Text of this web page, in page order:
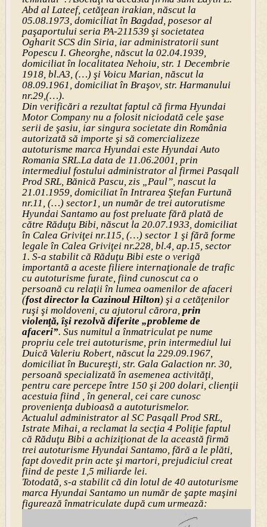
Abd al Lateef, cetăţean irakian, născut la
05.08.1973, domiciliat în Bagdad, posesor al
paşaportului seria PA-211539 şi societatea
Ogharit SCS din Siria, iar administratorii sunt
Popescu I. Gheorghe, născut la 02.04.1939,
domiciliat în localitatea Nehoiu, str. 1 Decembrie
1918, bl.A3, (…) şi Voicu Marian, născut la
08.09.1961, domiciliat în Braşov, str. Harmanului
nr.29,(…).
Din verificări a rezultat faptul că firma Hyundai
Motor Company nu a folosit niciodată cele şase
serii de şasiu, iar singura societate din România
autorizată să importe şi să comercializeze
autoturisme marca Hyundai este Hyundai Auto
Romania SRL.La data de 11.06.2001, prin
intermediul fostului administrator al firmei Pasqall
Prod SRL, Bănică Pascu, zis „Paul”, nascut la
21.01.1959, domiciliat în Intrarea Ştefan Furtună
nr.11, (…) sector1, un număr de trei autorutisme
Hyundai Santamo au fost preluate fără plată de
către Răduţu Bibi, născut la 20.07.1933, domiciliat
în Calea Griviţei nr.115, (…) sector 1 şi fără forme
legale în Calea Griviţei nr.228, bl.4, ap.15, sector
1. S-a stabilit că Răduţu Bibi este o verigă
importantă a aceste filiere internaţionale de trafic
cu autoturisme furate, fiind cunoscut ca o
persoană cu relaţii în lumea oamenilor de afaceri
(fost director la Cazinoul Hilton) şi a cetăţenilor
ruşi şi moldoveni, cu ajutorul cărora, prin
violenţă, îşi rezolvă diferite „probleme de
afaceri”. Sus numitul a înmatriculat pe nume
propriu cele trei autoturisme, prin intermediul lui
Duică Valeriu Robert, născut la 229.09.1967,
domiciliat în Bucureşti, str. Gala Galaction nr. 30,
persoană specializată în asemenea activităţi,
pentru care percepe între 150 şi 200 dolari, clienţii
acestuia fiind , în general, cei care cunosc
provenienţa dubioasă a autoturismelor.
Actualul administrator al SC Pasqall Prod SRL,
Istrate Mihai, a reclamat la secţia 4 Poliţie faptul
că Răduţu Bibi a achiziţionat de la această firmă
trei autoturisme Hyundai Santamo, fără a le plăti,
fapt dovedit prin acte şi martori, prejudiciul creat
fiind de peste 1,5 miliarde lei.
Totodată, s-a stabilit că din lotul de 40 autoturisme
marca Hyundai Santamo un număr de şapte maşini
figurează înmatriculate după cum urmează: